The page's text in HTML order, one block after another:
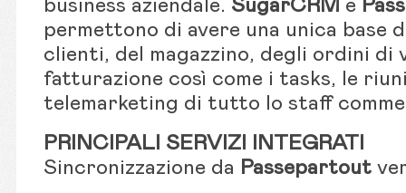
business aziendale. SugarCRM e
permettono di avere una unica base
clienti, del magazzino, degli ordini di
fatturazione così come i tasks, le
telemarketing di tutto lo staff
PRINCIPALI SERVIZI INTEGRATI
Sincronizzazione da Passepartout